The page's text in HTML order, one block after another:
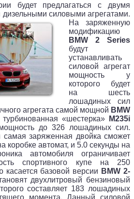
будет предлагаться с двумя
силовыми агрегатами.
На заряженную
модификацию
BMW 2 Series
будут
устанавливать
силовой агрегат
мощность у
которого будет
на шесть
лошадиных сил
агрегата самой мощной BMW
«шестерка»
M235i
до 326 лошадиных сил.
самая заряженная двойка сможет
коробке автомат, и 5.0 секунды на
автомобиля ограничивает
спортивного купе на 250
касается базовой версии BMW 2-
двухлитровый бензиновый
составляет 183 лошадиных
момента. Данный силовой